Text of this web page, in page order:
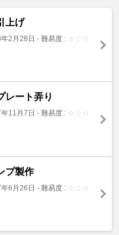
上げ
2月28日 - 難易度 : ☆ ☆ ☆
レート弄り
11月7日 - 難易度 : ☆ ☆ ☆
プ製作
6月26日 - 難易度 : ☆ ☆ ☆